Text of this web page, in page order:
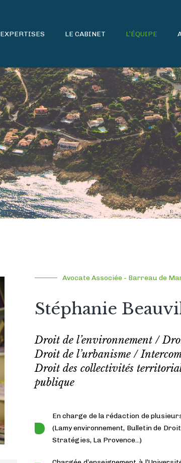
EXPERTISES LE CABINET L’ÉQUIPE
Avocate Associée - Barreau de
Stéphanie
Droit de l’environnement /
Droit de l’urbanisme /
Droit des collectivités
publique
En charge de la rédaction de
(Lamy environnement, Bulletin de
Stratégies, La Provence...)